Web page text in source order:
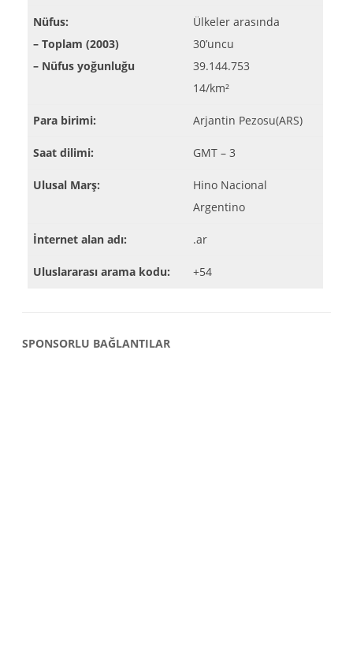
Nüfus:
– Toplam (2003)
– Nüfus yoğunluğu
Ülkeler arasında
30’uncu
39.144.753
14/km²
Para birimi: Arjantin Pezosu(ARS)
Saat dilimi: GMT – 3
Ulusal Marş:
Hino Nacional
Argentino
İnternet alan adı: .ar
Uluslararası arama kodu: +54
SPONSORLU BAĞLANTILAR